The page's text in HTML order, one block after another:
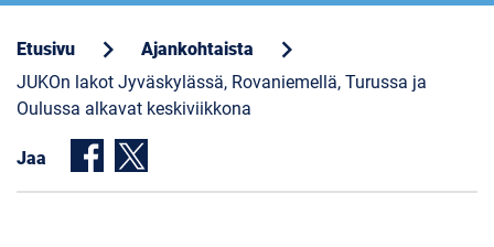
Etusivu chevron_right Ajankohtaista chevron_right
JUKOn lakot Jyväskylässä, Rovaniemellä, Turussa ja
Oulussa alkavat keskiviikkona
Jaa